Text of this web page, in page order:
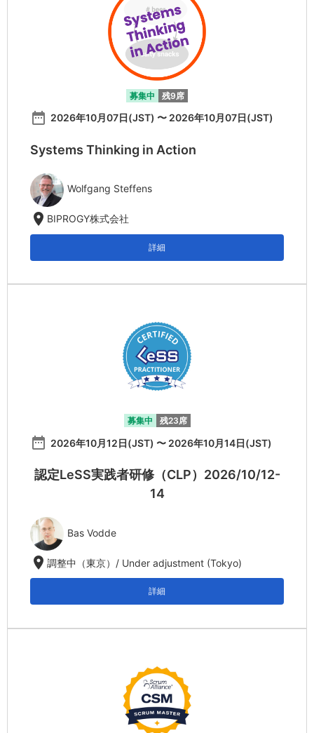
募集中 残9席
date_range 2026年10月07日(JST) 〜 2026年10月07日(JST)
Systems Thinking in Action
Wolfgang Steffens
location_on BIPROGY株式会社
詳細
募集中 残23席
date_range 2026年10月12日(JST) 〜 2026年10月14日(JST)
認定LeSS実践者研修（CLP）2026/10/12-
14
Bas Vodde
location_on調整中（東京）/ Under adjustment (Tokyo)
詳細